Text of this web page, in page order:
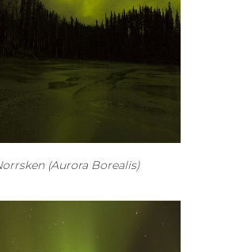
(Aurora Borealis)